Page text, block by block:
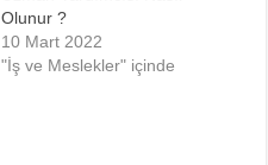
Olunur ?
10 Mart 2022
"İş ve Meslekler" içinde